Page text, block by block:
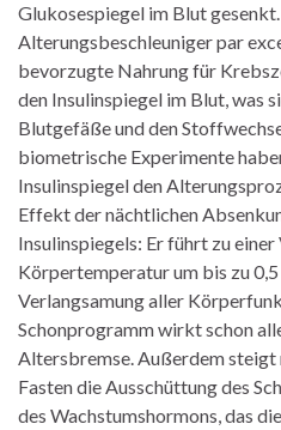
Glukosespiegel im Blut
Alterungsbeschleuniger par
bevorzugte Nahrung für
den Insulinspiegel im Blut, was
Blutgefäße und den
biometrische Experimente
Insulinspiegel den
Effekt der nächtlichen
Insulinspiegels: Er führt zu
Körpertemperatur um bis zu
Verlangsamung aller
Schonprogramm wirkt schon
Altersbremse. Außerdem steigt
Fasten die Ausschüttung des
des Wachstumshormons, das